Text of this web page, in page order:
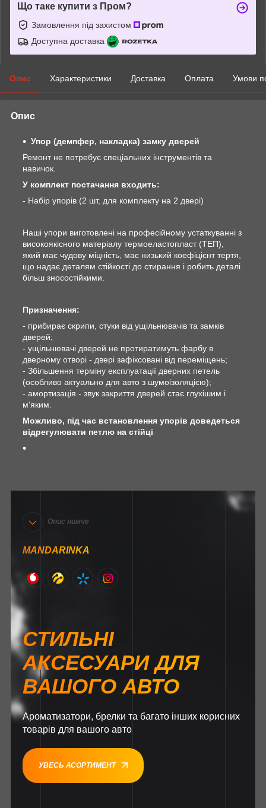
Що таке купити з Пром?
Замовлення під захистом
Доступна доставка
Опис Характеристики Доставка Оплата Умови
Опис
Упор (демпфер, накладка) замку дверей
Ремонт не потребує спеціальних інструментів та
навичок.
У комплект постачання входить:
- Набір упорів (2 шт, для комплекту на 2 двері)
Наші упори виготовлені на професійному устаткуванні з
високоякісного матеріалу термоеластопласт (ТЕП),
який має чудову міцність, має низький коефіцієнт тертя,
що надає деталям стійкості до стирання і робить деталі
більш зносостійкими.
Призначення:
- прибирає скрипи, стуки від ущільнювачів та замків
дверей;
- ущільнювачі дверей не протиратимуть фарбу в
дверному отворі - двері зафіксовані від переміщень;
- Збільшення терміну експлуатації дверних петель
(особливо актуально для авто з шумоізоляцією);
- амортизація - звук закриття дверей стає глухішим і
м'яким.
Можливо, під час встановлення упорів доведеться
відрегулювати петлю на стійці
Опис нижче
MANDARINKA
СТИЛЬНІ
АКСЕСУАРИ ДЛЯ
ВАШОГО АВТО
Ароматизатори, брелки та багато інших корисних
товарів для вашого авто
УВЕСЬ АСОРТИМЕНТ